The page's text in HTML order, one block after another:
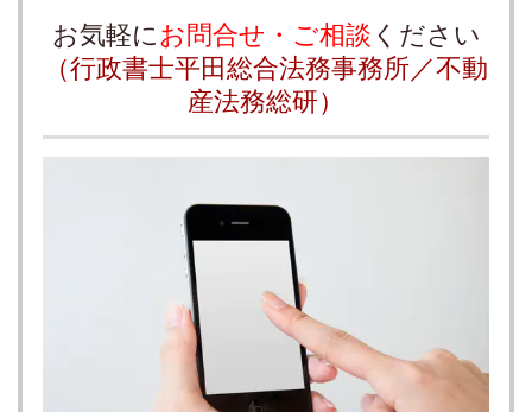
お気軽に お問合せ・ご相談 ください
（行政書士平田総合法務事務所／不動
産法務総研）